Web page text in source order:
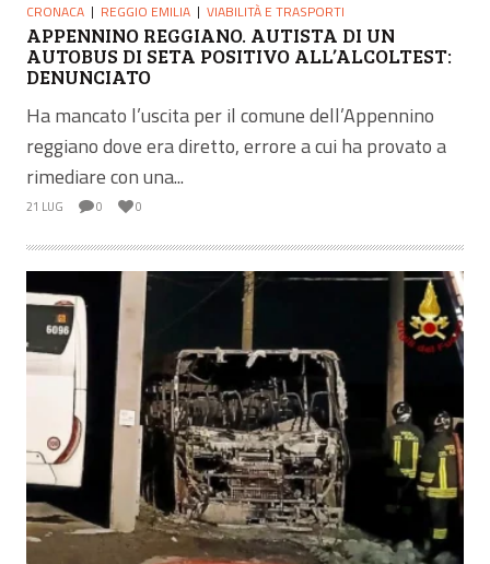
CRONACA REGGIO EMILIA VIABILITÀ E TRASPORTI
APPENNINO REGGIANO. AUTISTA DI UN
AUTOBUS DI SETA POSITIVO ALL’ALCOLTEST:
DENUNCIATO
Ha mancato l’uscita per il comune dell’Appennino
reggiano dove era diretto, errore a cui ha provato a
rimediare con una...
21 LUG 0 0